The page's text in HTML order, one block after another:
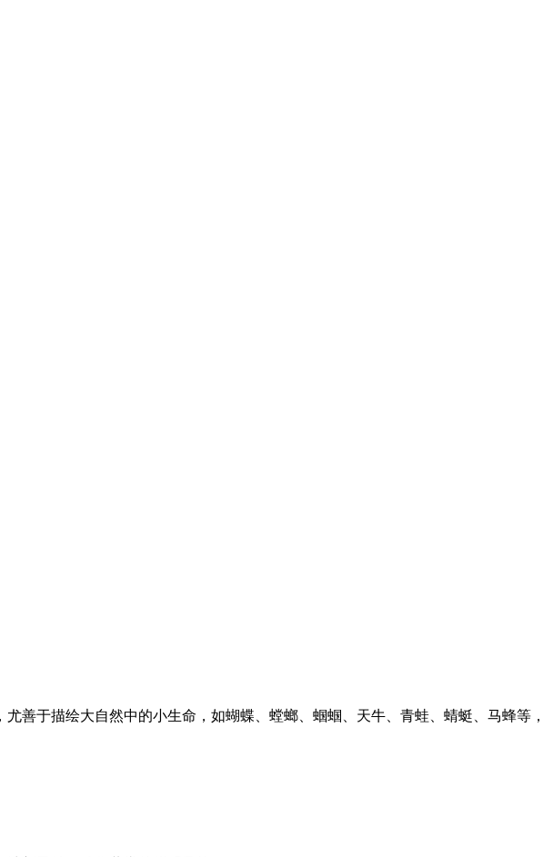
善于描绘大自然中的小生命，如蝴蝶、螳螂、蝈蝈、天牛、青蛙、蜻蜓、马蜂等，